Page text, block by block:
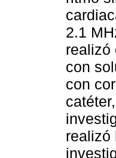
2.1
realizó
con
con
realizó